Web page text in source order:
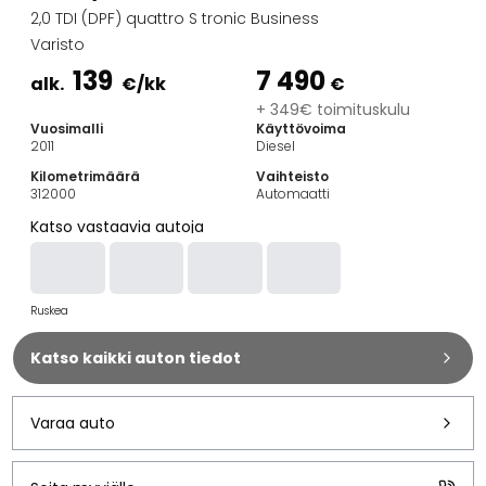
Farmariautot
Kaupunkiautot
Vetoautot
Hyötyajoneuvot
Huutokauppa-autot
Edulliset autot
Automerkit
BMW
Kia
Mercedes-Benz
Polestar
Skoda
Tesla
Toyota
2,0 TDI (DPF) quattro S tronic Business
Varisto
alk. 139 €/kk 7 490 €
+ 349€ toimituskulu
Vuosimalli
2011
Käyttövoima
Diesel
Kilometrimäärä
312000
Vaihteisto
Automaatti
Katso vastaavia autoja
Ruskea
Katso kaikki auton tiedot
Varaa auto